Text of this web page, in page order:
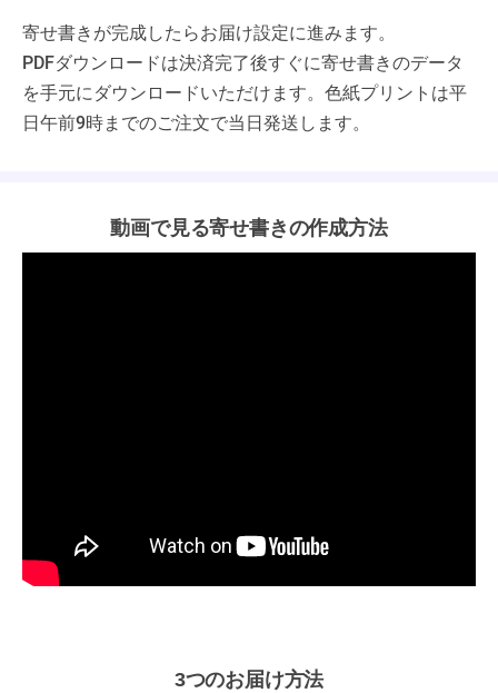
寄せ書きが完成したらお届け設定に進みます。
PDFダウンロードは決済完了後すぐに寄せ書きのデータ
を手元にダウンロードいただけます。色紙プリントは平
日午前9時までのご注文で当日発送します。
動画で見る寄せ書きの作成方法
3つのお届け方法